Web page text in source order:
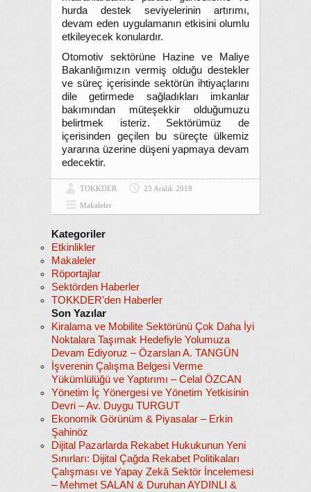
hurda destek seviyelerinin artırımı,
devam eden uygulamanın etkisini olumlu
etkileyecek konulardır.
Otomotiv sektörüne Hazine ve Maliye
Bakanlığımızın vermiş olduğu destekler
ve süreç içerisinde sektörün ihtiyaçlarını
dile getirmede sağladıkları imkanlar
bakımından müteşekkir olduğumuzu
belirtmek isteriz. Sektörümüz de
içerisinden geçilen bu süreçte ülkemiz
yararına üzerine düşeni yapmaya devam
edecektir.
TOKKDER
23 Aralık 2018
Makaleler
Kategoriler
Etkinlikler
Makaleler
Röportajlar
Sektörden Haberler
TOKKDER'den Haberler
Son Yazılar
Kiralama ve Mobilite Sektörünü Çok Daha İyi
Noktalara Taşımak Hedefiyle Yolumuza
Devam Ediyoruz – Özarslan A. TANGÜN
İşverenin Çalışma Belgesi Verme
Yükümlülüğü ve Yaptırımı – Celal ÖZCAN
Yönetim İç Yönergesi ve Yönetim Yetkisinin
Devri – Av. Duygu TURGUT
Ekonomik Görünüm & Piyasalar – Erkin
Şahinöz
Dijital Pazarlarda Rekabet Hukukunun Yeni
Sınırları: Dijital Çağda Rekabet Politikaları
Çalışması ve Yapay Zekâ Sektör İncelemesi
– Mehmet SALAN & Duruhan AYDINLI &